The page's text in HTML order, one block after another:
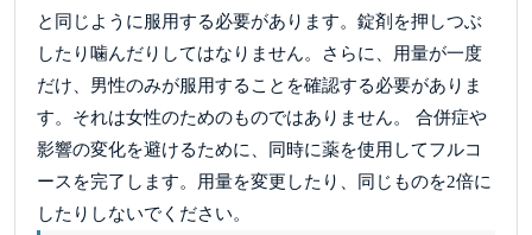
と同じように服用する必要があります。錠剤を押しつぶ
したり噛んだりしてはなりません。さらに、用量が一度
だけ、男性のみが服用することを確認する必要がありま
す。それは女性のためのものではありません。 合併症や
影響の変化を避けるために、同時に薬を使用してフルコ
ースを完了します。用量を変更したり、同じものを2倍に
したりしないでください。